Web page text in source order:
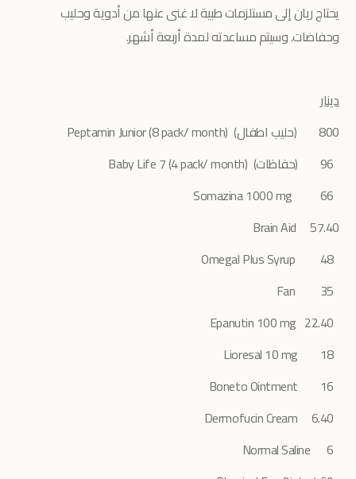
يحتاج ريان إلى مستلزمات طبية لا غنى عنها من أدوية وحليب
وحفاضات. وسيتم مساعدته لمدة أربعة أشهر.
دينار
800 (حليب اطفال) Peptamin Junior (8 pack/ month)
57.40 Brain Aid
48 Omegal Plus Syrup
18 Lioresal 10 mg